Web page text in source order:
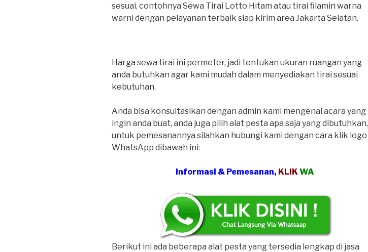
sesuai, contohnya Sewa Tirai Lotto Hitam atau tirai filamin warna
warni dengan pelayanan terbaik siap kirim area Jakarta Selatan.
Harga sewa tirai ini permeter, jadi tentukan ukuran ruangan yang
anda butuhkan agar kami mudah dalam menyediakan tirai sesuai
kebutuhan.
Anda bisa konsultasikan dengan admin kami mengenai acara yang
ingin anda buat, anda juga pilih alat pesta apa saja yang dibutuhkan,
untuk pemesanannya silahkan hubungi kami dengan cara klik logo
WhatsApp dibawah ini:
Informasi & Pemesanan, KLIK WA
Berikut ini ada beberapa alat pesta yang tersedia lengkap di jasa